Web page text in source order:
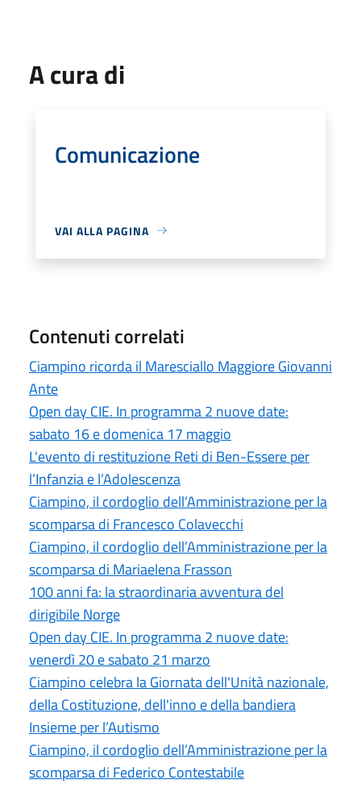
A cura di
Comunicazione
VAI ALLA PAGINA
Contenuti correlati
Ciampino ricorda il Maresciallo Maggiore Giovanni
Ante
Open day CIE. In programma 2 nuove date:
sabato 16 e domenica 17 maggio
L'evento di restituzione Reti di Ben-Essere per
l’Infanzia e l’Adolescenza
Ciampino, il cordoglio dell’Amministrazione per la
scomparsa di Francesco Colavecchi
Ciampino, il cordoglio dell’Amministrazione per la
scomparsa di Mariaelena Frasson
100 anni fa: la straordinaria avventura del
dirigibile Norge
Open day CIE. In programma 2 nuove date:
venerdì 20 e sabato 21 marzo
Ciampino celebra la Giornata dell'Unità nazionale,
della Costituzione, dell'inno e della bandiera
Insieme per l’Autismo
Ciampino, il cordoglio dell’Amministrazione per la
scomparsa di Federico Contestabile